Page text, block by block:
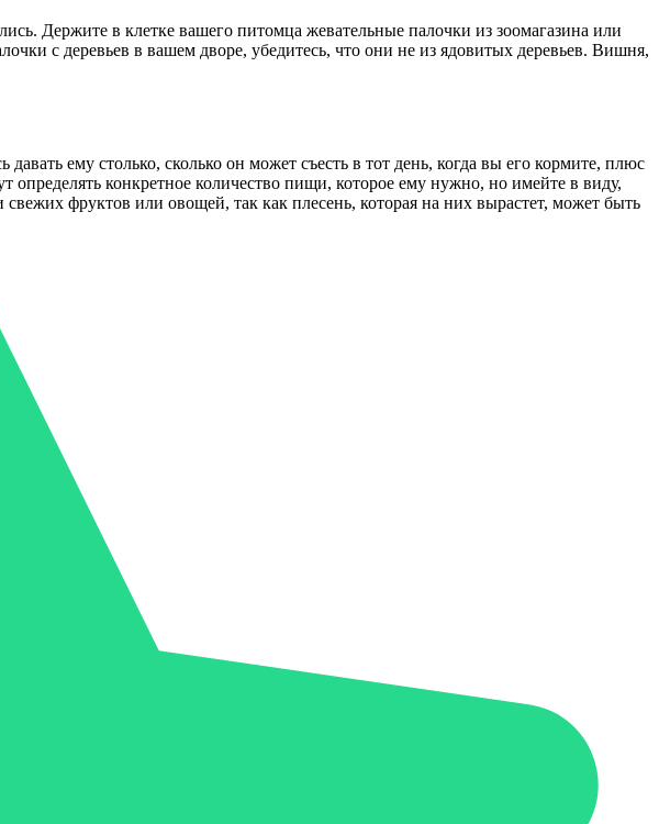
Держите в клетке вашего питомца жевательные палочки из зоомагазина или
с деревьев в вашем дворе, убедитесь, что они не из ядовитых деревьев. Вишня,
ему столько, сколько он может съесть в тот день, когда вы его кормите, плюс
определять конкретное количество пищи, которое ему нужно, но имейте в виду,
свежих фруктов или овощей, так как плесень, которая на них вырастет, может быть